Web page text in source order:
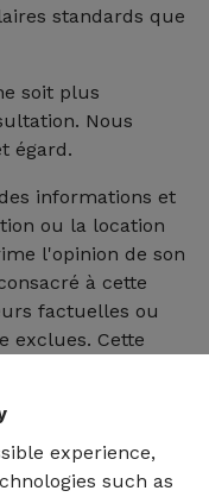
experience,
such as
standards que
soit plus
Nous
égard.
informations et
ou la location
l'opinion de son
à cette
factuelles ou
exclues. Cette
pour toute
partie) sur ces